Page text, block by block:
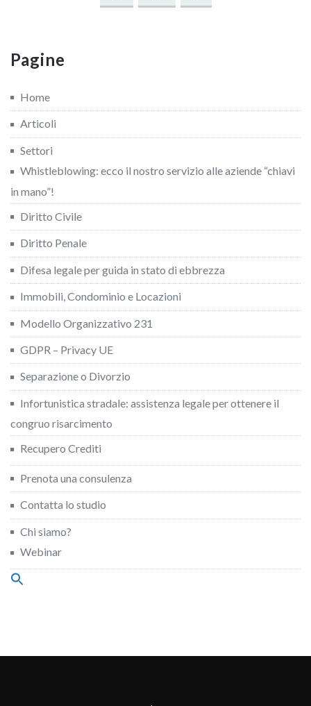
Pagine
Home
Articoli
Settori
Whistleblowing: ecco il nostro servizio alle aziende “chiavi
in mano”!
Diritto Civile
Diritto Penale
Difesa legale per guida in stato di ebbrezza
Immobili, Condominio e Locazioni
Modello Organizzativo 231
GDPR – Privacy UE
Separazione o Divorzio
Infortunistica stradale: assistenza legale per ottenere il
congruo risarcimento
Recupero Crediti
Prenota una consulenza
Contatta lo studio
Chi siamo?
Webinar
Search